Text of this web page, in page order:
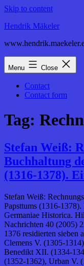
Skip to content
Hendrik Mäkeler
Menu Close
Contact
Contact form
Tag:
Stefan Weiß:
Buchhaltung
(1316-1378).
Stefan Weiß:
Papsttums (1316-
Germaniae Historica.
Nachrichten 40 (2005)
1376 residierten sieben
Clemens V. (1305-
Benedikt XII. (1334-
(1352-1362), Urban V.